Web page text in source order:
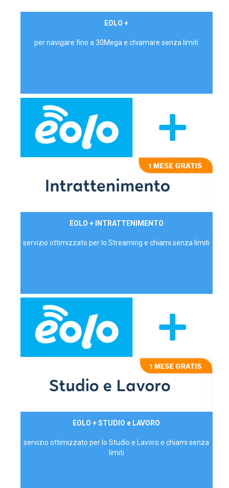
EOLO +
per navigare fino a 30Mega e chiamare senza limiti
EOLO + INTRATTENIMENTO
servizio ottimizzato per lo Streaming e chiami senza limiti
EOLO + STUDIO e LAVORO
servizio ottimizzato per lo Studio e Lavoro e chiami senza
limiti